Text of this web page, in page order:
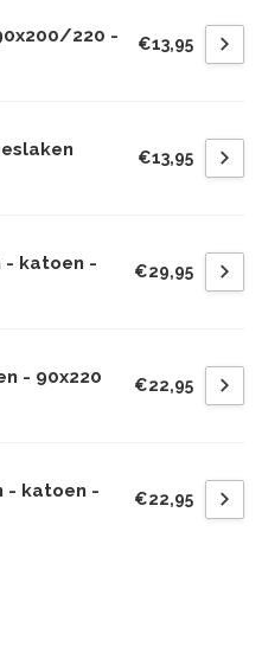
220 -
€13,95
€13,95
- katoen -
€29,95
- 90x220
€22,95
- katoen -
€22,95